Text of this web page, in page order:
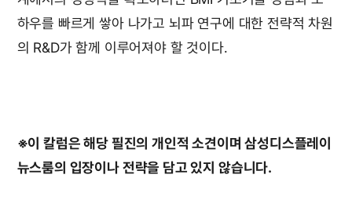
하우를 빠르게 쌓아 나가고 뇌파 연구에 대한 전략적 차원
의 R&D가 함께 이루어져야 할 것이다.
※이 칼럼은 해당 필진의 개인적 소견이며 삼성디스플레이
뉴스룸의 입장이나 전략을 담고 있지 않습니다.